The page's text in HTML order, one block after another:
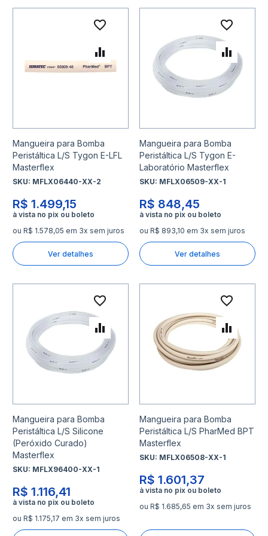
Mangueira para Bomba
Peristáltica L/S Tygon E-LFL
Masterflex
SKU: MFLX06440-XX-2
R$ 1.499,15
ou R$ 1.578,05 em 3x sem juros
Ver detalhes
Adicionar à lista de
Adicionar para Comparar
Mangueira para Bomba
Peristáltica L/S Tygon E-
Laboratório Masterflex
SKU: MFLX06509-XX-1
R$ 848,45
ou R$ 893,10 em 3x sem juros
Ver detalhes
Mangueira para Bomba
Peristáltica L/S Silicone
(Peróxido Curado)
Masterflex
SKU: MFLX96400-XX-1
R$ 1.116,41
ou R$ 1.175,17 em 3x sem juros
Adicionar à lista de
Adicionar para Comparar
Mangueira para Bomba
Peristáltica L/S PharMed BPT
Masterflex
SKU: MFLX06508-XX-1
R$ 1.601,37
ou R$ 1.685,65 em 3x sem juros